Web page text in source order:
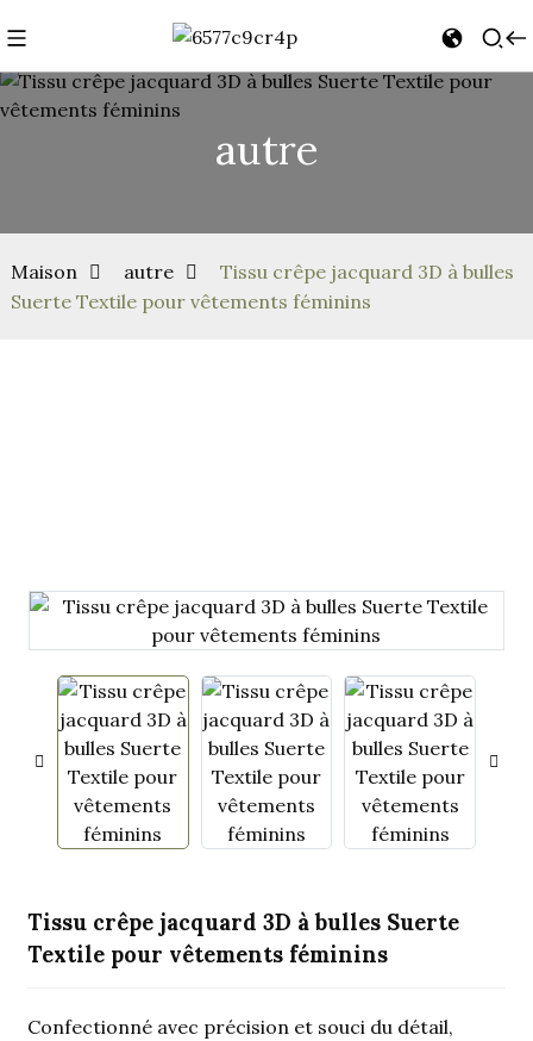
autre
Maison autre
Tissu crêpe jacquard 3D à bulles
Suerte Textile pour vêtements féminins
Tissu crêpe jacquard 3D à bulles Suerte
Textile pour vêtements féminins
Confectionné avec précision et souci du détail,